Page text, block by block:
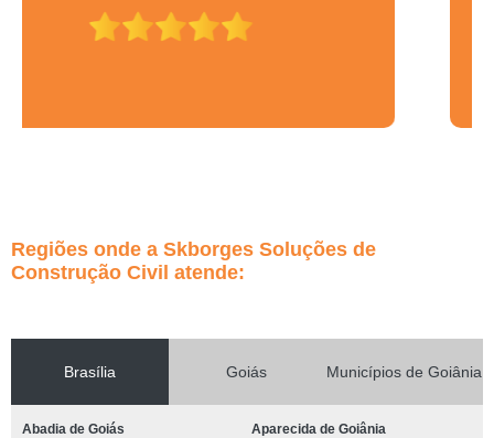
Regiões onde a Skborges Soluções de
Construção Civil atende:
Brasília Goiás Municípios de Goiânia
Abadia de Goiás Aparecida de Goiânia